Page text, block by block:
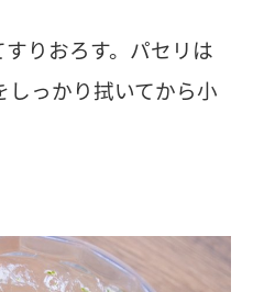
りおろす。パセリは
しっかり拭いてから小